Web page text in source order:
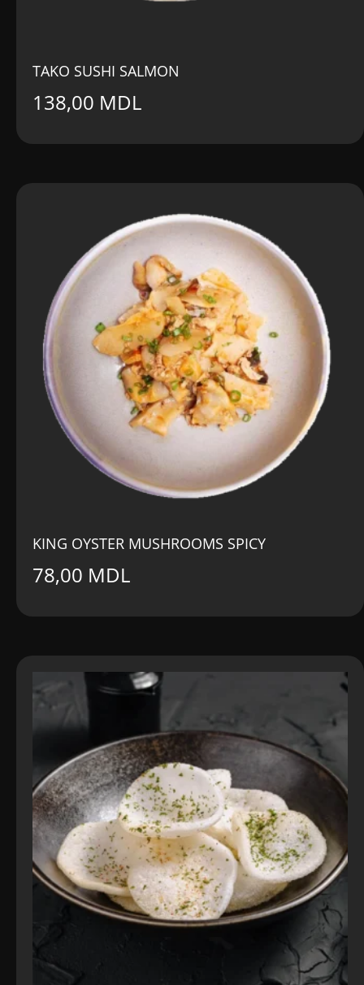
TAKO SUSHI SALMON
138,00 MDL
KING OYSTER MUSHROOMS SPICY
78,00 MDL